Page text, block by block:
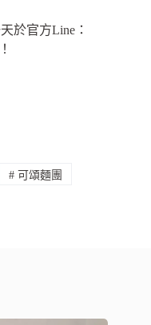
於官方Line：
# 可頌麵團